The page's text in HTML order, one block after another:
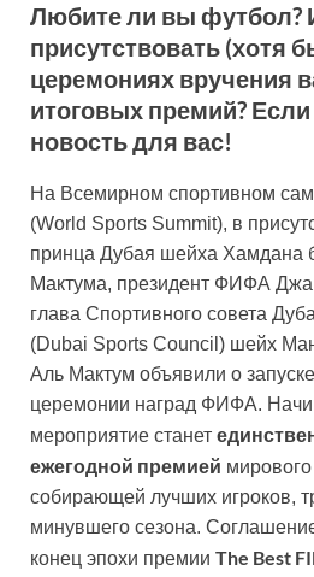
Любите ли вы футбол?
присутствовать (хотя
церемониях вручения
итоговых премий? Если
новость для вас!
На Всемирном спортивном
(World Sports Summit), в
принца Дубая шейха Хамдана
Мактума, президент ФИФА
глава Спортивного совета
(Dubai Sports Council) шейх
Аль Мактум объявили о
церемонии наград ФИФА.
мероприятие станет
ежегодной премией
собирающей лучших игроков,
минувшего сезона.
конец эпохи премии The Best